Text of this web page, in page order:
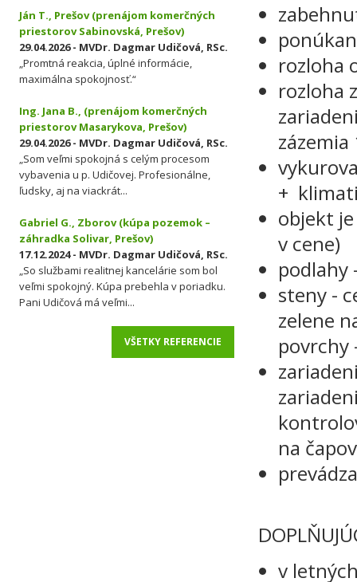
rozloha
rozloha
zázemia
+
objekt
v cene)
podlahy
steny -
zelene
povrchy
na
v
Ján T., Prešov (prenájom komerčných
priestorov Sabinovská, Prešov)
29.04.2026 - MVDr. Dagmar Udičová, RSc.
„Promtná reakcia, úplné informácie,
maximálna spokojnosť.“
Ing. Jana B., (prenájom komerčných
priestorov Masarykova, Prešov)
29.04.2026 - MVDr. Dagmar Udičová, RSc.
„Som veľmi spokojná s celým procesom
vybavenia u p. Udičovej. Profesionálne,
ľudsky, aj na viackrát...
Gabriel G., Zborov (kúpa pozemok –
záhradka Solivar, Prešov)
17.12.2024 - MVDr. Dagmar Udičová, RSc.
„So službami realitnej kancelárie som bol
veľmi spokojný. Kúpa prebehla v poriadku.
Pani Udičová má veľmi...
VŠETKY REFERENCIE